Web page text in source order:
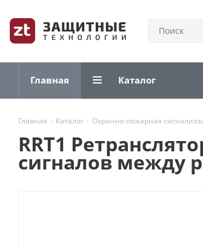
Главная Каталог
Главная - Каталог - Охранно-пожарная
RRT1
сигналов между